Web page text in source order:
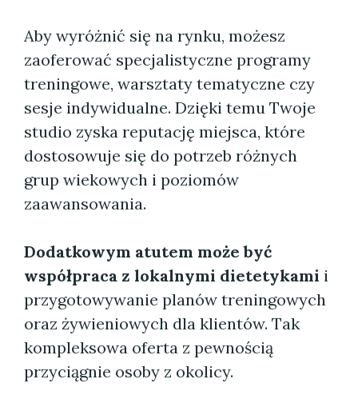
Aby wyróżnić się na rynku, możesz
zaoferować specjalistyczne programy
treningowe, warsztaty tematyczne czy
sesje indywidualne. Dzięki temu Twoje
studio zyska reputację miejsca, które
dostosowuje się do potrzeb różnych
grup wiekowych i poziomów
zaawansowania.
Dodatkowym atutem może być
współpraca z lokalnymi dietetykami i
przygotowywanie planów treningowych
oraz żywieniowych dla klientów. Tak
kompleksowa oferta z pewnością
przyciągnie osoby z okolicy.